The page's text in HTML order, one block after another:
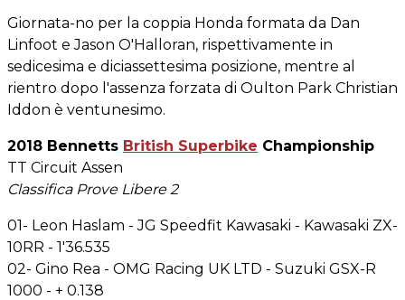
Giornata-no per la coppia Honda formata da Dan
Linfoot e Jason O'Halloran, rispettivamente in
sedicesima e diciassettesima posizione, mentre al
rientro dopo l'assenza forzata di Oulton Park Christian
Iddon è ventunesimo.
2018 Bennetts British Superbike Championship
TT Circuit Assen
Classifica Prove Libere 2
01- Leon Haslam - JG Speedfit Kawasaki - Kawasaki ZX-
10RR - 1'36.535
02- Gino Rea - OMG Racing UK LTD - Suzuki GSX-R
1000 - + 0.138